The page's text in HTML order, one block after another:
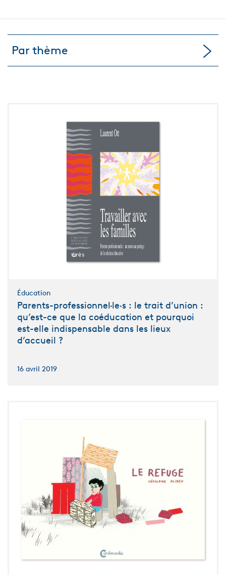
Par thème
Éducation
Parents-professionnel·le·s : le trait d’union :
qu’est-ce que la coéducation et pourquoi
est-elle indispensable dans les lieux
d’accueil ?
16 avril 2019